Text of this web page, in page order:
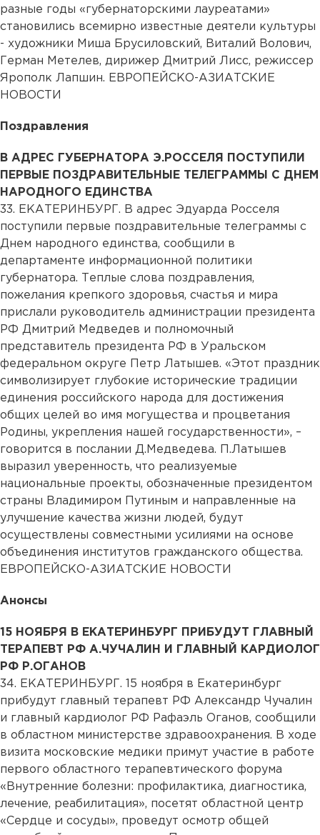
разные годы «губернаторскими лауреатами»
становились всемирно известные деятели культуры
- художники Миша Брусиловский, Виталий Волович,
Герман Метелев, дирижер Дмитрий Лисс, режиссер
Ярополк Лапшин. ЕВРОПЕЙСКО-АЗИАТСКИЕ
НОВОСТИ
Поздравления
В АДРЕС ГУБЕРНАТОРА Э.РОССЕЛЯ ПОСТУПИЛИ
ПЕРВЫЕ ПОЗДРАВИТЕЛЬНЫЕ ТЕЛЕГРАММЫ С ДНЕМ
НАРОДНОГО ЕДИНСТВА
33. ЕКАТЕРИНБУРГ. В адрес Эдуарда Росселя
поступили первые поздравительные телеграммы с
Днем народного единства, сообщили в
департаменте информационной политики
губернатора. Теплые слова поздравления,
пожелания крепкого здоровья, счастья и мира
прислали руководитель администрации президента
РФ Дмитрий Медведев и полномочный
представитель президента РФ в Уральском
федеральном округе Петр Латышев. «Этот праздник
символизирует глубокие исторические традиции
единения российского народа для достижения
общих целей во имя могущества и процветания
Родины, укрепления нашей государственности», –
говорится в послании Д.Медведева. П.Латышев
выразил уверенность, что реализуемые
национальные проекты, обозначенные президентом
страны Владимиром Путиным и направленные на
улучшение качества жизни людей, будут
осуществлены совместными усилиями на основе
объединения институтов гражданского общества.
ЕВРОПЕЙСКО-АЗИАТСКИЕ НОВОСТИ
Анонсы
15 НОЯБРЯ В ЕКАТЕРИНБУРГ ПРИБУДУТ ГЛАВНЫЙ
ТЕРАПЕВТ РФ А.ЧУЧАЛИН И ГЛАВНЫЙ КАРДИОЛОГ
РФ Р.ОГАНОВ
34. ЕКАТЕРИНБУРГ. 15 ноября в Екатеринбург
прибудут главный терапевт РФ Александр Чучалин
и главный кардиолог РФ Рафаэль Оганов, сообщили
в областном министерстве здравоохранения. В ходе
визита московские медики примут участие в работе
первого областного терапевтического форума
«Внутренние болезни: профилактика, диагностика,
лечение, реабилитация», посетят областной центр
«Сердце и сосуды», проведут осмотр общей